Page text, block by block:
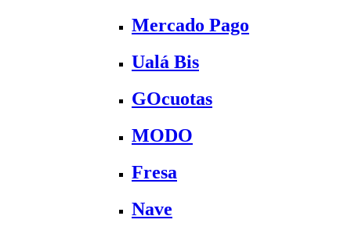
Mercado Pago
Ualá Bis
GOcuotas
MODO
Fresa
Nave